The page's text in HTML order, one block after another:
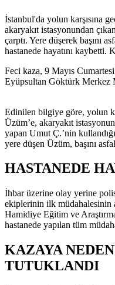
İstanbul'da yolun karşısına
akaryakıt istasyonundan
çarptı. Yere düşerek başını
hastanede hayatını kaybetti.
Feci kaza, 9 Mayıs
Eyüpsultan Göktürk Merkez
Edinilen bilgiye göre, yolun
Üzüm’e, akaryakıt
yapan Umut Ç.’nin
yere düşen Üzüm, başını
HASTANEDE
İhbar üzerine olay yerine
ekiplerinin ilk müdahalesinin
Hamidiye Eğitim ve
hastanede yapılan tüm
KAZAYA
TUTUKLANDI